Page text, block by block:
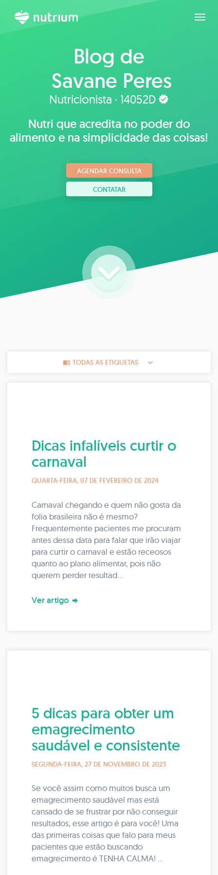
Blog de
Savane Peres
Nutricionista · 14052D
Nutri que acredita no poder do
alimento e na simplicidade das coisas!
AGENDAR CONSULTA
CONTATAR
TODAS AS ETIQUETAS
Dicas infalíveis curtir o
carnaval
QUARTA-FEIRA, 07 DE FEVEREIRO DE 2024
Carnaval chegando e quem não gosta da
folia brasileira não é mesmo?
Frequentemente pacientes me procuram
antes dessa data para falar que irão viajar
para curtir o carnaval e estão receosos
quanto ao plano alimentar, pois não
querem perder resultad...
Ver artigo
5 dicas para obter um
emagrecimento
saudável e consistente
SEGUNDA-FEIRA, 27 DE NOVEMBRO DE 2023
Se você assim como muitos busca um
emagrecimento saudável mas está
cansado de se frustrar por não conseguir
resultados, esse artigo é para você! Uma
das primeiras coisas que falo para meus
pacientes que estão buscando
emagrecimento é TENHA CALMA! ...